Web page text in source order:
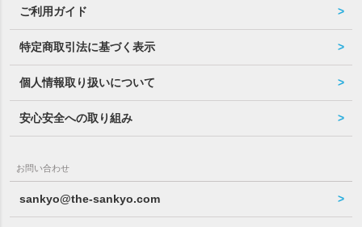
ご利用ガイド
特定商取引法に基づく表示
個人情報取り扱いについて
安心安全への取り組み
お問い合わせ
sankyo@the-sankyo.com